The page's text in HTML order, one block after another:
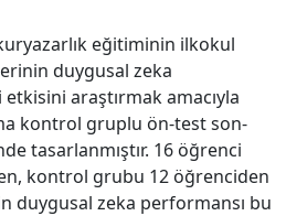
eğitiminin ilkokul
duygusal zeka
araştırmak amacıyla
kontrol gruplu ön-test son-
tasarlanmıştır. 16 öğrenci
kontrol grubu 12 öğrenciden
duygusal zeka performansı bu